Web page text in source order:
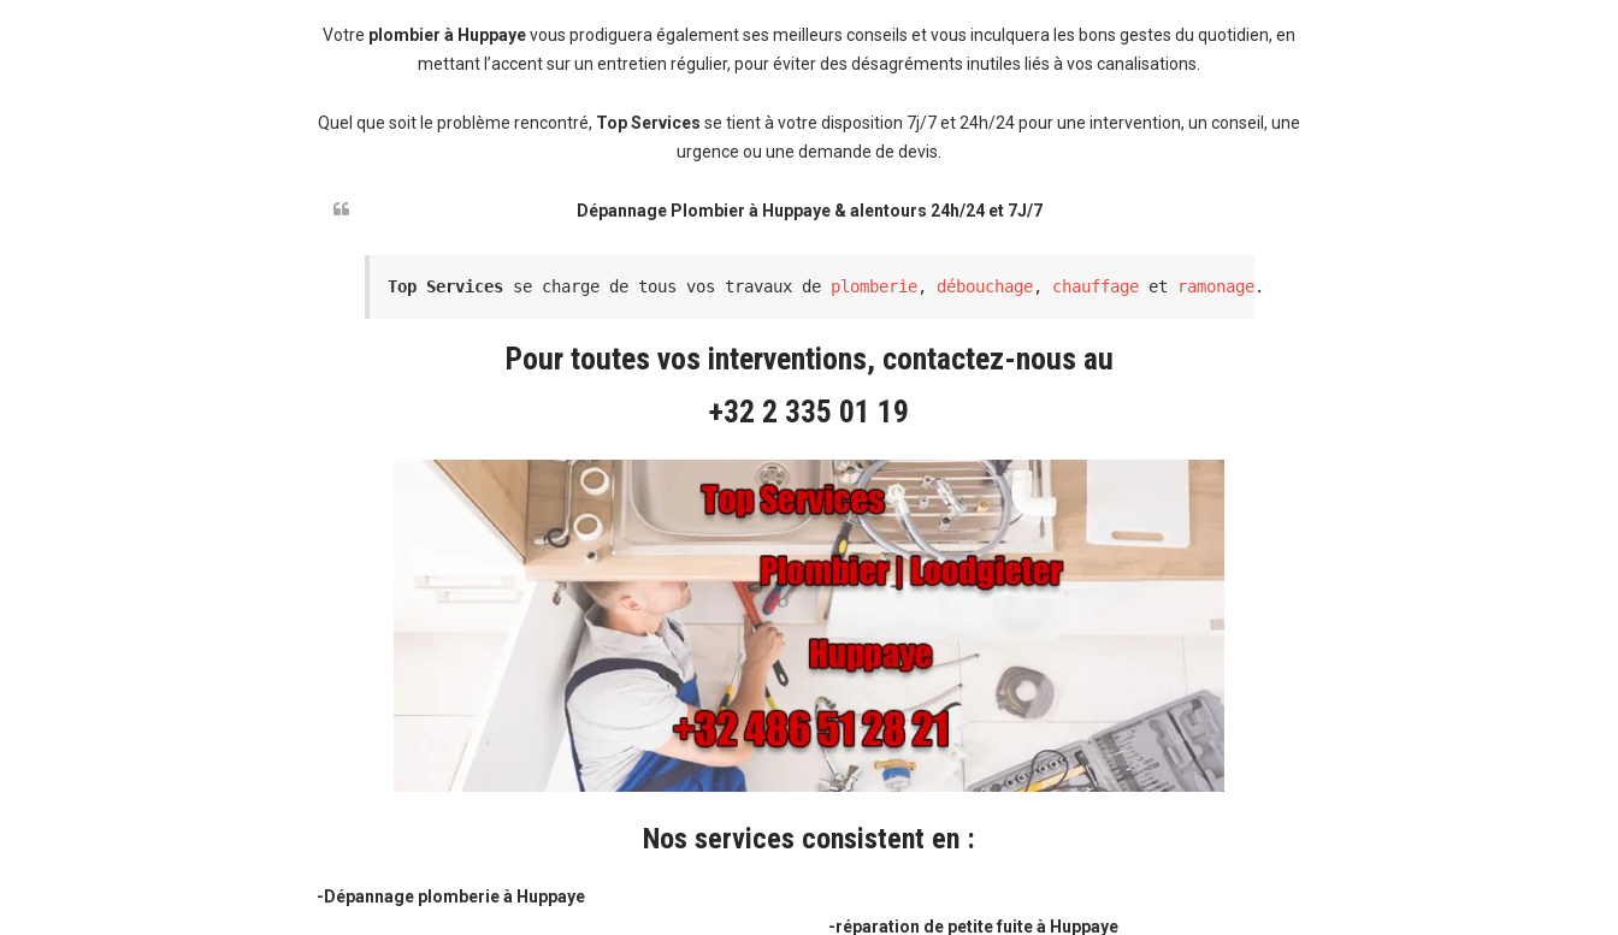
Votre plombier à Huppayevous prodiguera également ses meilleurs conseils et vous inculquera les bons gestes du quotidien, en
mettant l’accent sur un entretien régulier, pour éviter des désagréments inutiles liés à vos canalisations.
Quel que soit le problème rencontré, Top Services se tient à votre disposition 7j/7 et 24h/24 pour une intervention, un conseil, une
urgence ou une demande de devis.
Dépannage Plombier à Huppaye & alentours 24h/24 et 7J/7
Top Services se charge de tous vos travaux de plomberie, débouchage, chauffage et ramonage.
Pour toutes vos interventions, contactez-nous au
+32 2 335 01 19
Nos services consistent en :
-Dépannage plomberie à Huppaye
-réparation de petite fuite à Huppaye